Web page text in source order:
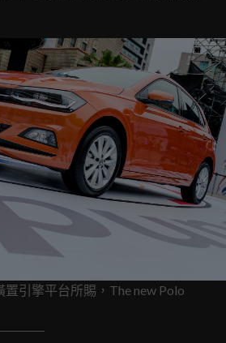
引擎平台所賜，The new Polo